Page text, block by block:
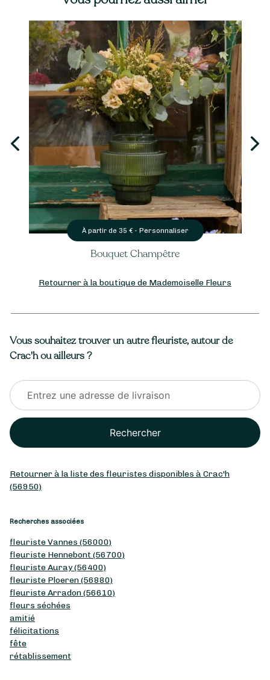
À partir de 35 € - Personnaliser
Bouquet Champêtre
Retourner à la boutique de Mademoiselle Fleurs
Vous souhaitez trouver un autre fleuriste, autour de
Crac'h ou ailleurs ?
Rechercher
Retourner à la liste des fleuristes disponibles à Crac'h
(56950)
Recherches associées
fleuriste Vannes (56000)
fleuriste Hennebont (56700)
fleuriste Auray (56400)
fleuriste Ploeren (56880)
fleuriste Arradon (56610)
fleurs séchées
amitié
félicitations
fête
rétablissement